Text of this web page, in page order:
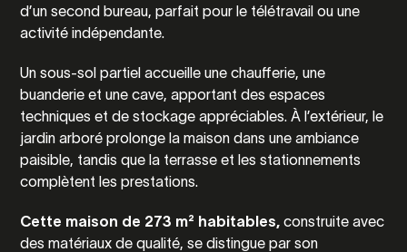
d’un second bureau, parfait pour le télétravail ou une
activité indépendante.
Un sous-sol partiel accueille une chaufferie, une
buanderie et une cave, apportant des espaces
techniques et de stockage appréciables. À l’extérieur, le
jardin arboré prolonge la maison dans une ambiance
paisible, tandis que la terrasse et les stationnements
complètent les prestations.
Cette maison de 273 m² habitables, construite avec
des matériaux de qualité, se distingue par son